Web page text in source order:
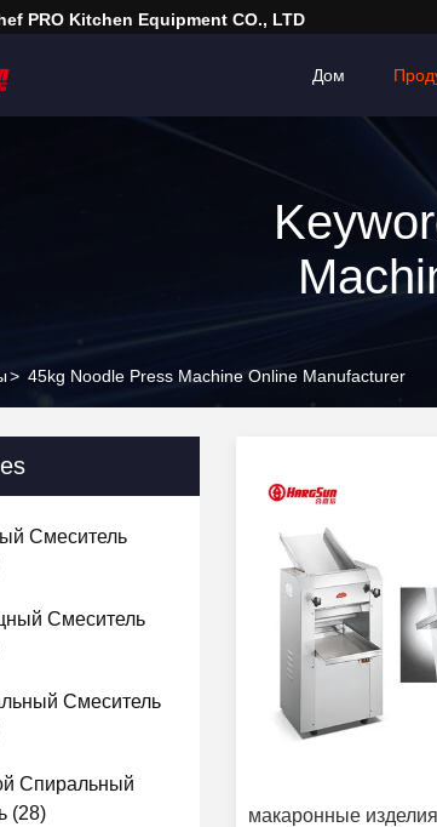
PRO Kitchen Equipment CO., LTD
Дом
> 45kg Noodle Press Machine Online Manufacturer
Смеситель
Смеситель
Смеситель
Спиральный
(28)
макаронные